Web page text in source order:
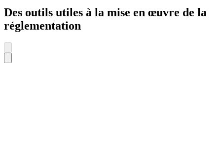
Des outils utiles à la mise en œuvre de la
réglementation